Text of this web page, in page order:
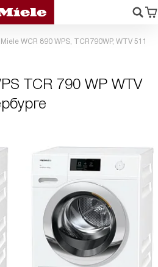
WCR 890 WPS, TCR790WP, WTV 511
TCR 790 WP WTV